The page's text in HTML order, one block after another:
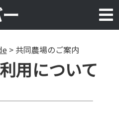
> 共同農場のご案内
用について